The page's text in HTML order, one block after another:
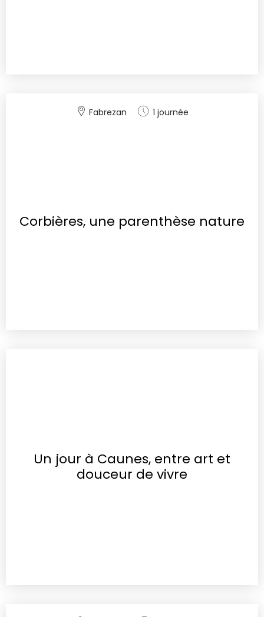
Fabrezan 1 journée
Corbières, une parenthèse nature
Un jour à Caunes, entre art et
douceur de vivre